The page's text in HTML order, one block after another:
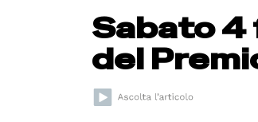
Sabato 4
del